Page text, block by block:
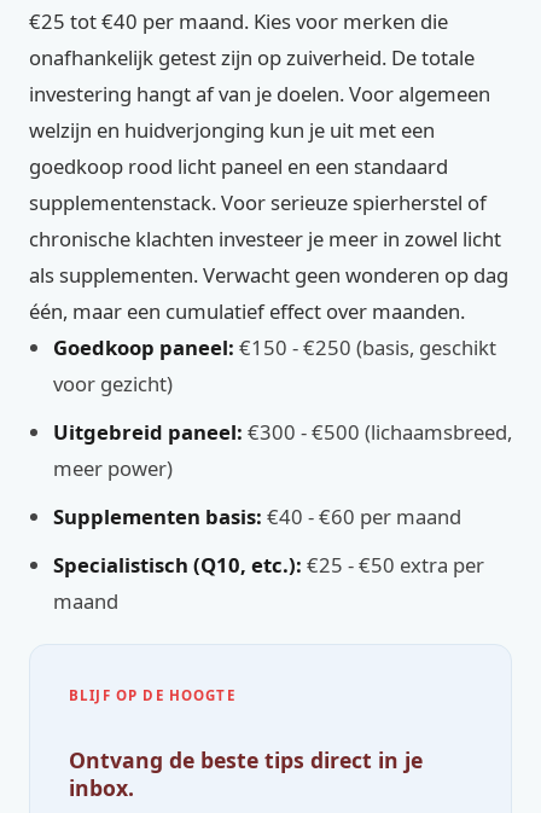
€25 tot €40 per maand. Kies voor merken die
onafhankelijk getest zijn op zuiverheid. De totale
investering hangt af van je doelen. Voor algemeen
welzijn en huidverjonging kun je uit met een
goedkoop rood licht paneel en een standaard
supplementenstack. Voor serieuze spierherstel of
chronische klachten investeer je meer in zowel licht
als supplementen. Verwacht geen wonderen op dag
één, maar een cumulatief effect over maanden.
Goedkoop paneel: €150 - €250 (basis, geschikt
voor gezicht)
Uitgebreid paneel: €300 - €500 (lichaamsbreed,
meer power)
Supplementen basis: €40 - €60 per maand
Specialistisch (Q10, etc.): €25 - €50 extra per
maand
BLIJF OP DE HOOGTE
Ontvang de beste tips direct in je
inbox.